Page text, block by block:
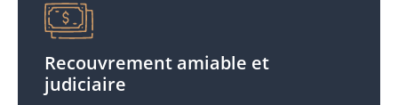
Recouvrement amiable et
judiciaire